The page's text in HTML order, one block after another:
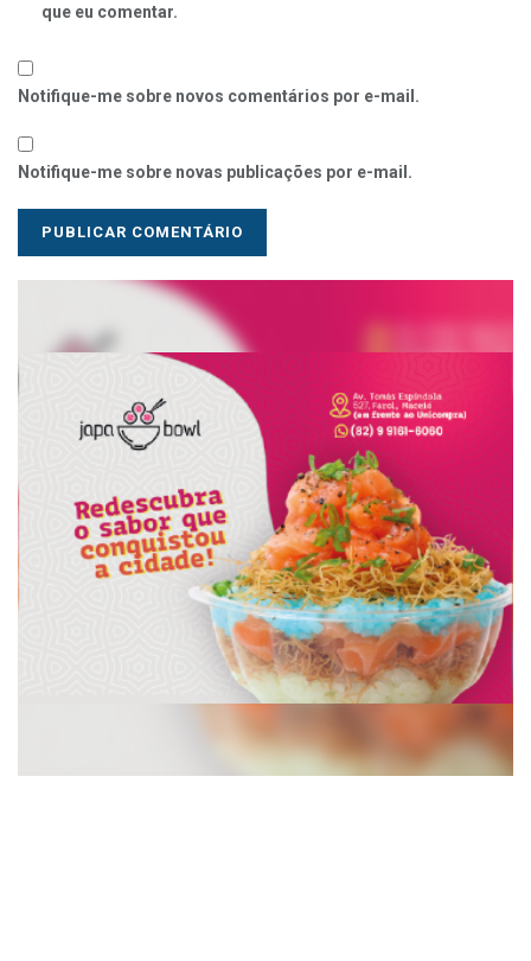
que eu comentar.
Notifique-me sobre novos comentários por e-mail.
Notifique-me sobre novas publicações por e-mail.